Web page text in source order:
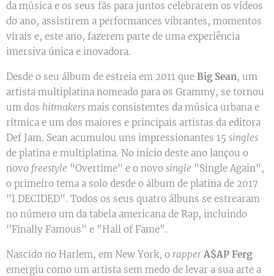
da música e os seus fãs para juntos celebrarem os vídeos
do ano, assistirem a performances vibrantes, momentos
virais e, este ano, fazerem parte de uma experiência
imersiva única e inovadora.
Desde o seu álbum de estreia em 2011 que Big Sean, um
artista multiplatina nomeado para os Grammy, se tornou
um dos hitmakers mais consistentes da música urbana e
rítmica e um dos maiores e principais artistas da editora
Def Jam. Sean acumulou uns impressionantes 15 singles
de platina e multiplatina. No início deste ano lançou o
novo freestyle "Overtime" e o novo single "Single Again",
o primeiro tema a solo desde o álbum de platina de 2017
"I DECIDED". Todos os seus quatro álbuns se estrearam
no número um da tabela americana de Rap, incluindo
"Finally Famous" e "Hall of Fame".
Nascido no Harlem, em New York, o rapper A$AP Ferg
emergiu como um artista sem medo de levar a sua arte a